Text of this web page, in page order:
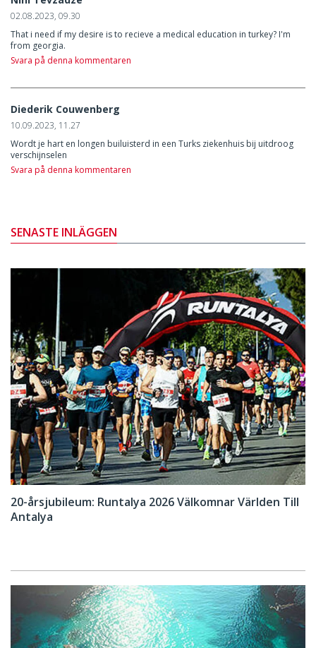
02.08.2023, 09.30
That i need if my desire is to recieve a medical education in turkey? I'm
from georgia.
Svara på denna kommentaren
Diederik Couwenberg
10.09.2023, 11.27
Wordt je hart en longen builuisterd in een Turks ziekenhuis bij uitdroog
verschijnselen
Svara på denna kommentaren
SENASTE INLÄGGEN
20-årsjubileum: Runtalya 2026 Välkomnar Världen Till
Antalya